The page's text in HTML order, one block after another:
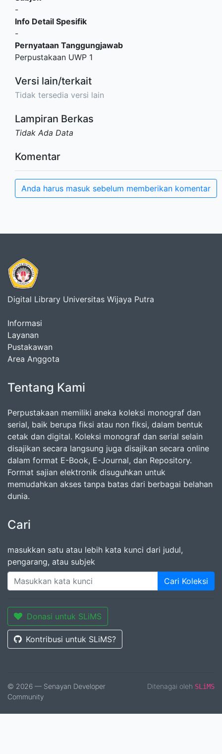
-
Info Detail Spesifik
-
Pernyataan Tanggungjawab
Perpustakaan UWP 1
Versi lain/terkait
Tidak tersedia versi lain
Lampiran Berkas
Tidak Ada Data
Komentar
Anda harus masuk sebelum memberikan komentar
Digital Library Universitas Wijaya Putra
Informasi
Layanan
Pustakawan
Area Anggota
Tentang Kami
Perpustakaan memiliki aneka koleksi monograf dan
serial, baik berupa fiksi atau non fiksi, dalam bentuk
cetak dan digital. Koleksi monograf dan serial selain
disajikan secara langsung juga disajikan secara online
dalam format E-Book, E-Journal, dan Repository.
Format sajian elektronik disuguhkan untuk
memudahkan akses tanpa batas dari berbagai belahan
dunia.
Cari
masukkan satu atau lebih kata kunci dari judul,
pengarang, atau subjek
Cari Koleksi
Donasi untuk SLiMS
Kontribusi untuk SLiMS?
© 2026 — Senayan Developer
Community
Ditenagai oleh SLiMS